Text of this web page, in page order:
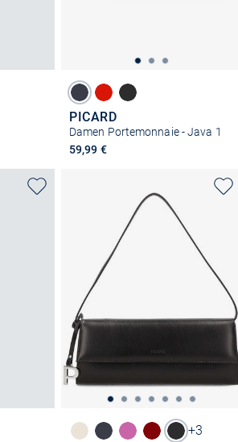
PICARD
Damen Portemonnaie - Java 1
59,99 €
+3